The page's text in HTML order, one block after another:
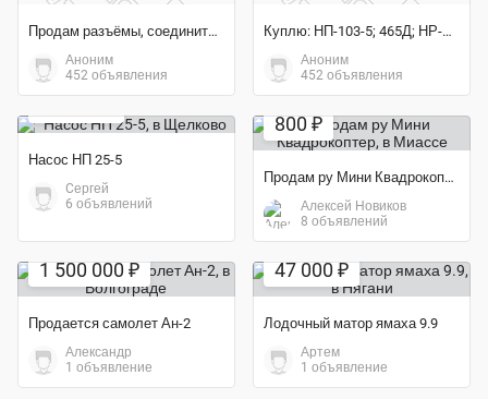
Продам разъёмы, соединители ША; ШП; ШПЛМ; ШР; ШРА; ШРАП; ШРГ
Аноним
452 объявления
Куплю: НП-103-5; 465Д; НР-01ЮА; КЭ-68; ГТ60ПЧ6А; 11ТФ30СМ-0;
Аноним
452 объявления
Экономия 16%
Насос НП 25-5
Cергей
6 объявлений
800 ₽
Продам ру Мини Квадрокоптер
Алексей Новиков
8 объявлений
1 500 000 ₽
Продается самолет Ан-2
Александр
1 объявление
47 000 ₽
Лодочный матор ямаха 9.9
Артем
1 объявление